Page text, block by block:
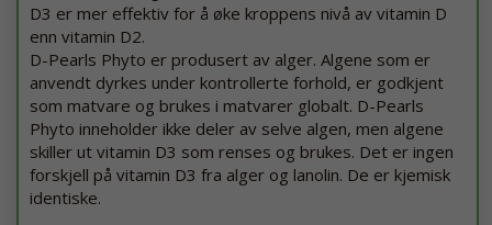
D3 er mer effektiv for å øke kroppens nivå av vitamin D
enn vitamin D2.
D-Pearls Phyto er produsert av alger. Algene som er
anvendt dyrkes under kontrollerte forhold, er godkjent
som matvare og brukes i matvarer globalt. D-Pearls
Phyto inneholder ikke deler av selve algen, men algene
skiller ut vitamin D3 som renses og brukes. Det er ingen
forskjell på vitamin D3 fra alger og lanolin. De er kjemisk
identiske.